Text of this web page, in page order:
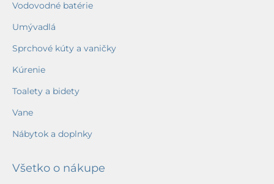
Vodovodné batérie
Umývadlá
Sprchové kúty a vaničky
Kúrenie
Toalety a bidety
Vane
Nábytok a doplnky
Všetko o nákupe